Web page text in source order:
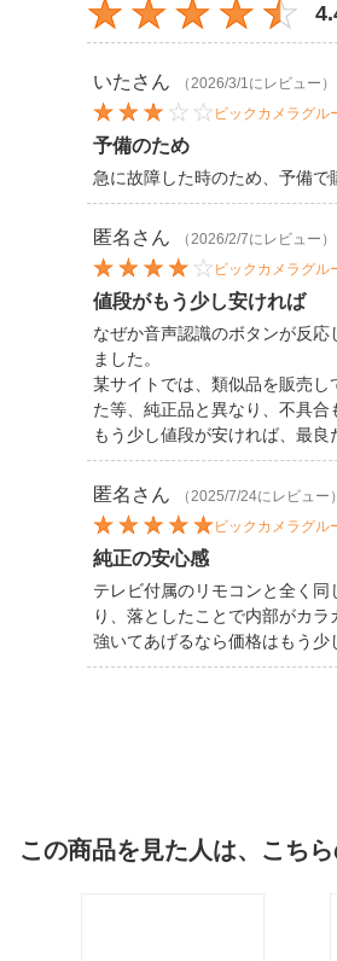
いた さん
（2026/3/1にレビュー）
ビックカメラグル
予備のため
急に故障した時のため、予備で
匿名 さん
（2026/2/7にレビュー）
ビックカメラグル
値段がもう少し安ければ
なぜか音声認識のボタンが反
ました。
某サイトでは、類似品を販売
た等、純正品と異なり、不具合
もう少し値段が安ければ、最
匿名 さん
（2025/7/24にレビュー）
ビックカメラグル
純正の安心感
テレビ付属のリモコンと全く
り、落としたことで内部がカ
強いてあげるなら価格はもう少
この商品を見た人は、こち